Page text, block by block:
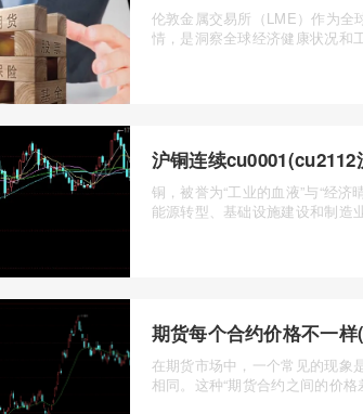
伦敦金属交易所（LME）作为全
情，是洞察全球经济健康状况和
沪铜连续cu0001(cu2112
铜，被誉为“工业的血液”与“经
能源转型、基础设施建设和制造
期货每个合约价格不一
在期货市场中，一个常见的现象
相同。这种“期货合约之间的价格